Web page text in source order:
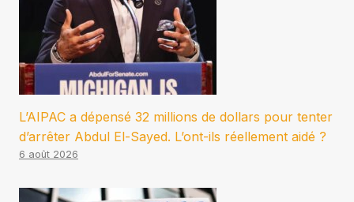
L’AIPAC a dépensé 32 millions de dollars pour tenter
d’arrêter Abdul El-Sayed. L’ont-ils réellement aidé ?
6 août 2026